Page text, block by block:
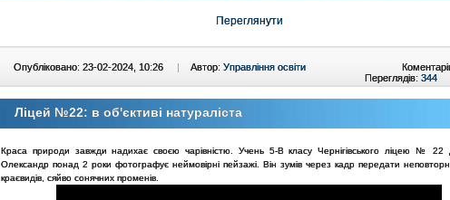
Переглянути
Опубліковано: 23-02-2024, 10:26 | Автор: Управління освіти
Переглядів: 344
Ліцей №22: в об'єктиві натураліста
Краса природи завжди надихає своєю чарівністю. Учень 5-В класу Чернігівського ліцею № 22
Олександр понад 2 роки фотографує неймовірні пейзажі. Він зумів через кадр передати
краєвидів, сяйво сонячних променів.